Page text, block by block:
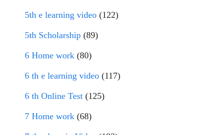
5th e learning video (122)
5th Scholarship (89)
6 Home work (80)
6 th e learning video (117)
6 th Online Test (125)
7 Home work (68)